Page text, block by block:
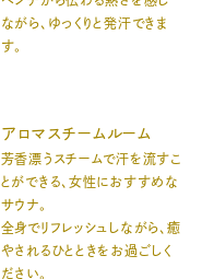
ながら、ゆっくりと発汗できま
す。
アロマスチームルーム
芳香漂うスチームで汗を流すこ
とができる、女性におすすめな
サウナ。
全身でリフレッシュしながら、癒
やされるひとときをお過ごしく
ださい。